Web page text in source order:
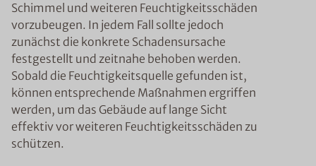
Schimmel und weiteren Feuchtigkeitsschäden
vorzubeugen. In jedem Fall sollte jedoch
zunächst die konkrete Schadensursache
festgestellt und zeitnahe behoben werden.
Sobald die Feuchtigkeitsquelle gefunden ist,
können entsprechende Maßnahmen ergriffen
werden, um das Gebäude auf lange Sicht
effektiv vor weiteren Feuchtigkeitsschäden zu
schützen.